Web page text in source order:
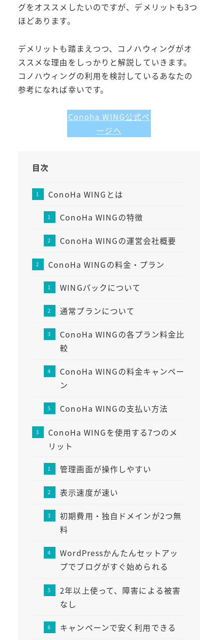
グをオススメしたいのですが、デメリットも3つ
ほどあります。
デメリットも踏まえつつ、コノハウィングがオ
ススメな理由をしっかりと解説していきます。
コノハウィングの利用を検討しているあなたの
参考になれば幸いです。
Conoha WING公式ペ
ージへ
目次
ConoHa WINGとは
ConoHa WINGの特徴
ConoHa WINGの運営会社概要
ConoHa WINGの料金・プラン
WINGパックについて
通常プランについて
ConoHa WINGの各プラン料金比
較
ConoHa WINGの料金キャンペー
ン
ConoHa WINGの支払い方法
ConoHa WINGを使用する7つのメ
リット
管理画面が操作しやすい
表示速度が速い
初期費用・独自ドメインが2つ無
料
WordPressかんたんセットアッ
プでブログがすぐ始められる
2年以上使って、障害による被害
なし
キャンペーンで安く利用できる